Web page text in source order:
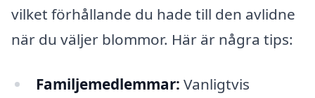
vilket förhållande du hade till den avlidne
när du väljer blommor. Här är några tips:
Familjemedlemmar: Vanligtvis